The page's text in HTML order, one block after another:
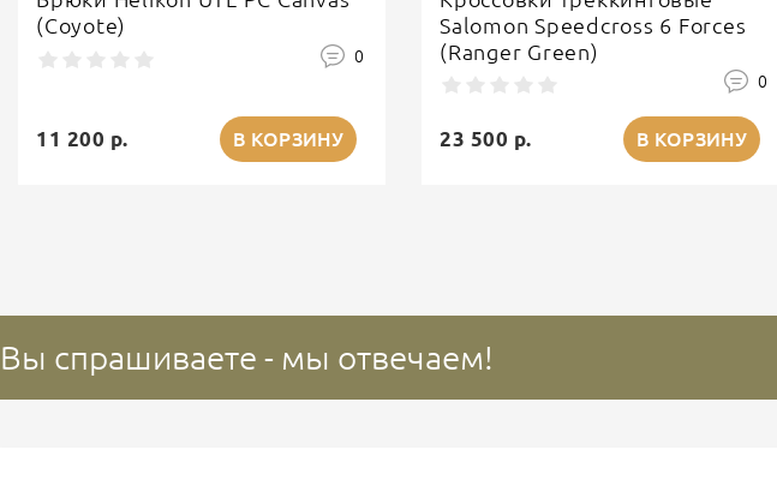
(Coyote)
0
11 200 р. В КОРЗИНУ
Salomon Speedcross 6 Forces
(Ranger Green)
0
23 500 р. В КОРЗИНУ
Вы спрашиваете - мы отвечаем!